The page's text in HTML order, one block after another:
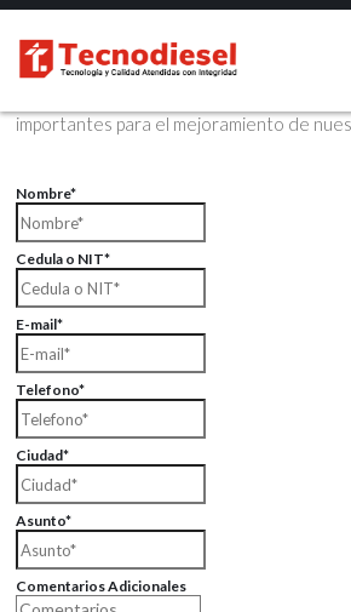
Contáctenos Vía Email
Envíenos sus datos con sus comentarios,
importantes para el mejoramiento de
Nombre*
Cedula o NIT*
E-mail*
Telefono*
Ciudad*
Asunto*
Comentarios Adicionales